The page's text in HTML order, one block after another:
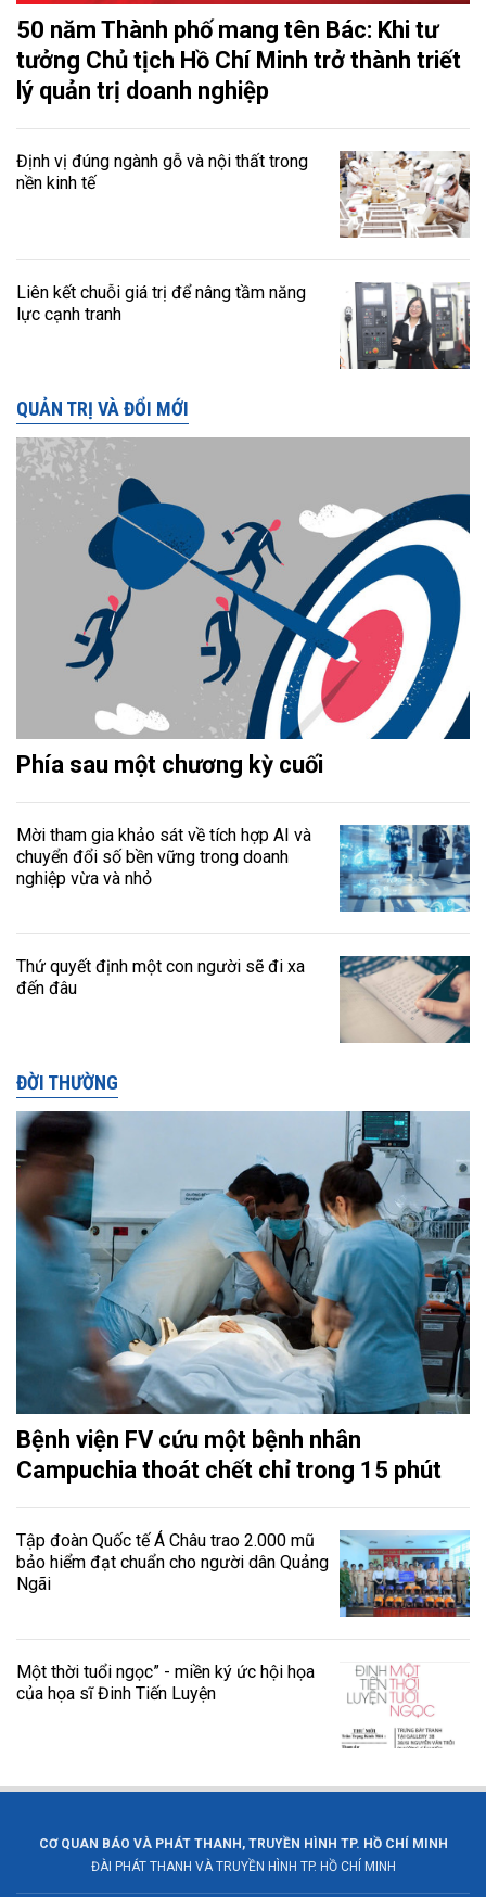
50 năm Thành phố mang tên Bác: Khi tư
tưởng Chủ tịch Hồ Chí Minh trở thành triết
lý quản trị doanh nghiệp
Định vị đúng ngành gỗ và nội thất trong
nền kinh tế
Liên kết chuỗi giá trị để nâng tầm năng
lực cạnh tranh
QUẢN TRỊ VÀ ĐỔI MỚI
Phía sau một chương kỳ cuối
Mời tham gia khảo sát về tích hợp AI và
chuyển đổi số bền vững trong doanh
nghiệp vừa và nhỏ
Thứ quyết định một con người sẽ đi xa
đến đâu
ĐỜI THƯỜNG
Bệnh viện FV cứu một bệnh nhân
Campuchia thoát chết chỉ trong 15 phút
Tập đoàn Quốc tế Á Châu trao 2.000 mũ
bảo hiểm đạt chuẩn cho người dân Quảng
Ngãi
Một thời tuổi ngọc” - miền ký ức hội họa
của họa sĩ Đinh Tiến Luyện
CƠ QUAN BÁO VÀ PHÁT THANH, TRUYỀN HÌNH TP. HỒ CHÍ MINH
ĐÀI PHÁT THANH VÀ TRUYỀN HÌNH TP. HỒ CHÍ MINH